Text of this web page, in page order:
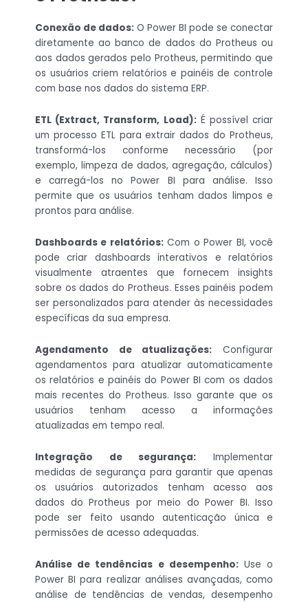
Conexão de dados: O Power BI pode se conectar
diretamente ao banco de dados do Protheus ou
aos dados gerados pelo Protheus, permitindo que
os usuários criem relatórios e painéis de controle
com base nos dados do sistema ERP.
ETL (Extract, Transform, Load):É possível criar
um processo ETL para extrair dados do Protheus,
transformá-los conforme necessário (por
exemplo, limpeza de dados, agregação, cálculos)
e carregá-los no Power BI para análise. Isso
permite que os usuários tenham dados limpos e
prontos para análise.
Dashboards e relatórios:Com o Power BI, você
pode criar dashboards interativos e relatórios
visualmente atraentes que fornecem insights
sobre os dados do Protheus. Esses painéis podem
ser personalizados para atender às necessidades
específicas da sua empresa.
Agendamento de atualizações: Configurar
agendamentos para atualizar automaticamente
os relatórios e painéis do Power BI com os dados
mais recentes do Protheus. Isso garante que os
usuários tenham acesso a informações
atualizadas em tempo real.
Integração de segurança: Implementar
medidas de segurança para garantir que apenas
os usuários autorizados tenham acesso aos
dados do Protheus por meio do Power BI. Isso
pode ser feito usando autenticação única e
permissões de acesso adequadas.
Análise de tendências e desempenho:Use o
Power BI para realizar análises avançadas, como
análise de tendências de vendas, desempenho